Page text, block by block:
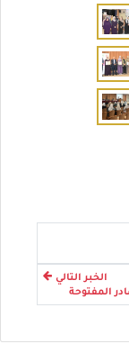
الخبر التالي
المفتوحة